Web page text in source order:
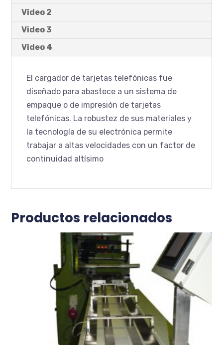
Video 2
Video 3
Video 4
El cargador de tarjetas telefónicas fue
diseñado para abastece a un sistema de
empaque o de impresión de tarjetas
telefónicas. La robustez de sus materiales y
la tecnología de su electrónica permite
trabajar a altas velocidades con un factor de
continuidad altísimo
Productos relacionados